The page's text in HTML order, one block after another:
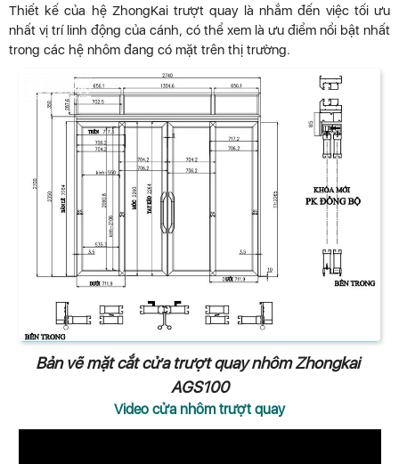
Thiết kế của hệ ZhongKai trượt quay là nhắm đến việc tối ưu
nhất vị trí linh động của cánh, có thể xem là ưu điểm nổi bật nhất
trong các hệ nhôm đang có mặt trên thị trường.
Bản vẽ mặt cắt cửa trượt quay nhôm Zhongkai
AGS100
Video cửa nhôm trượt quay